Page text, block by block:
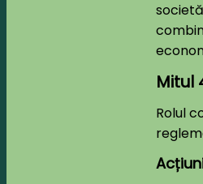
Mitul
Rolul